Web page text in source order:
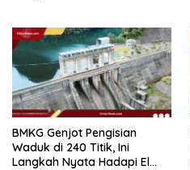
BMKG Genjot Pengisian
Waduk di 240 Titik, Ini
Langkah Nyata Hadapi El